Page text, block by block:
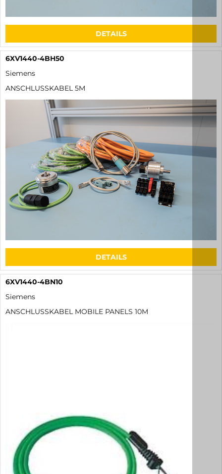
DETAILS
6XV1440-4BH50
Siemens
ANSCHLUSSKABEL 5M
DETAILS
6XV1440-4BN10
Siemens
ANSCHLUSSKABEL MOBILE PANELS 10M